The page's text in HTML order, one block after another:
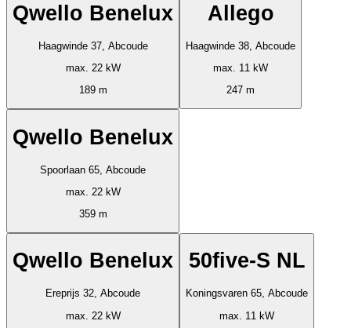
Qwello Benelux
Haagwinde 37, Abcoude
max. 22 kW
189 m
Allego
Haagwinde 38, Abcoude
max. 11 kW
247 m
Qwello Benelux
Spoorlaan 65, Abcoude
max. 22 kW
359 m
Qwello Benelux
Ereprijs 32, Abcoude
max. 22 kW
50five-S NL
Koningsvaren 65, Abcoude
max. 11 kW